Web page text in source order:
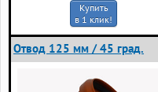
Купить
в 1 клик!
Отвод 125 мм / 45 град.